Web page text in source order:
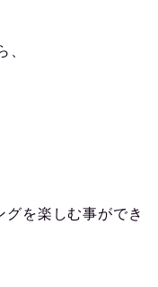
、
を楽しむ事ができ